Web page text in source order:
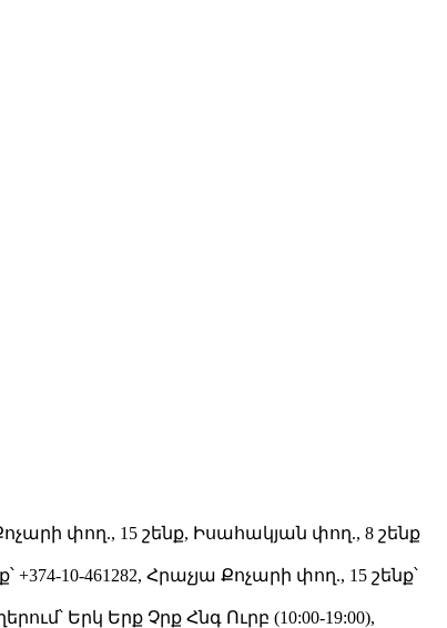
փող., 15 շենք, Իսահակյան փող., 8 շենք
10-461282, Հրաչյա Քոչարի փող., 15 շենք՝
Երկ Երք Չրք Հնգ Ուրբ (10:00-19:00),